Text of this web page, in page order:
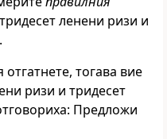
ленени ризи и
тогава вие
ризи и тридесет
Предложи